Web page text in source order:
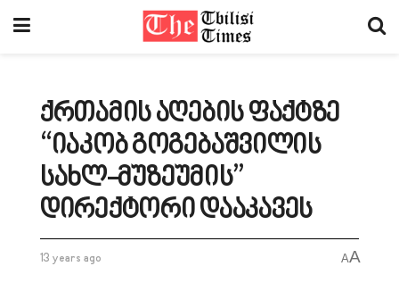
ქრთამის აღების ფაქტზე
“იაკობ გოგებაშვილის
სახლ-მუზეუმის”
დირექტორი დააკავეს
13 years ago AA